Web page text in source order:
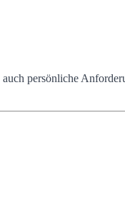
persönliche